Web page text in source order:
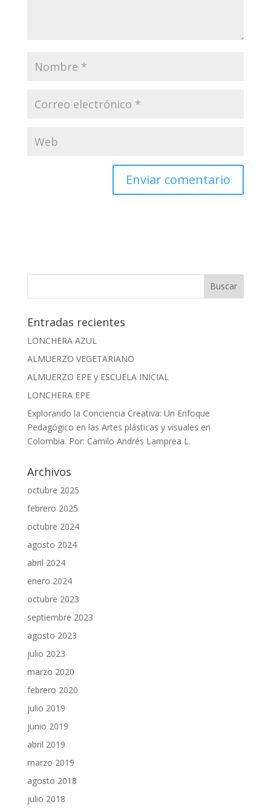
Entradas recientes
LONCHERA AZUL
ALMUERZO VEGETARIANO
ALMUERZO EPE y ESCUELA INICIAL
LONCHERA EPE
Explorando la Conciencia Creativa: Un Enfoque
Pedagógico en las Artes plásticas y visuales en
Colombia. Por: Camilo Andrés Lamprea L.
Archivos
octubre 2025
febrero 2025
octubre 2024
agosto 2024
abril 2024
enero 2024
octubre 2023
septiembre 2023
agosto 2023
julio 2023
marzo 2020
febrero 2020
julio 2019
junio 2019
abril 2019
marzo 2019
agosto 2018
julio 2018